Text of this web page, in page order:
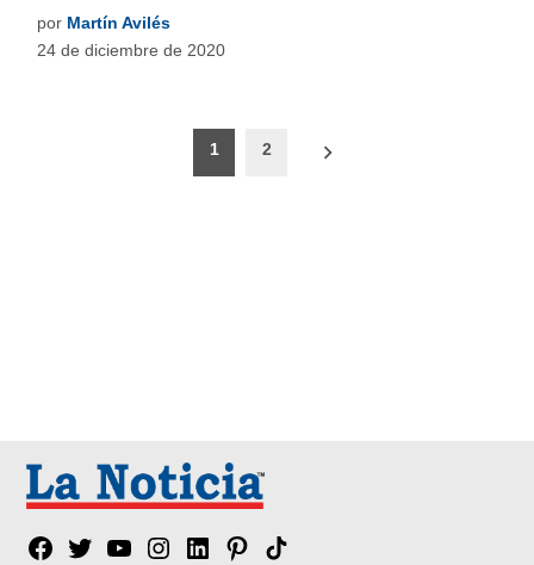
por Martín Avilés
24 de diciembre de 2020
1 2
Facebook
TwitterYouTubeInstagram
LinkedinPinterest
Tik